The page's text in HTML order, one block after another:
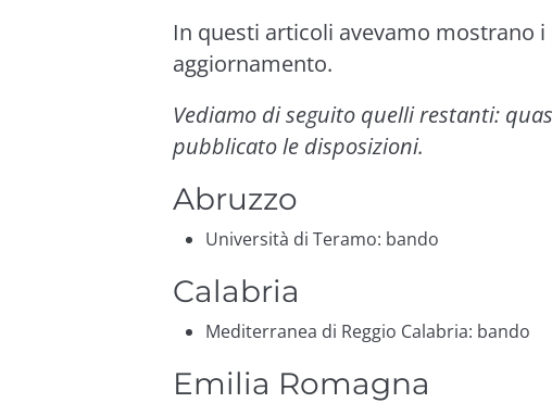
In questi articoli avevamo mostrano i
aggiornamento.
Vediamo di seguito quelli restanti:
pubblicato le disposizioni.
Abruzzo
Università di Teramo: bando
Calabria
Mediterranea di Reggio Calabria: bando
Emilia Romagna